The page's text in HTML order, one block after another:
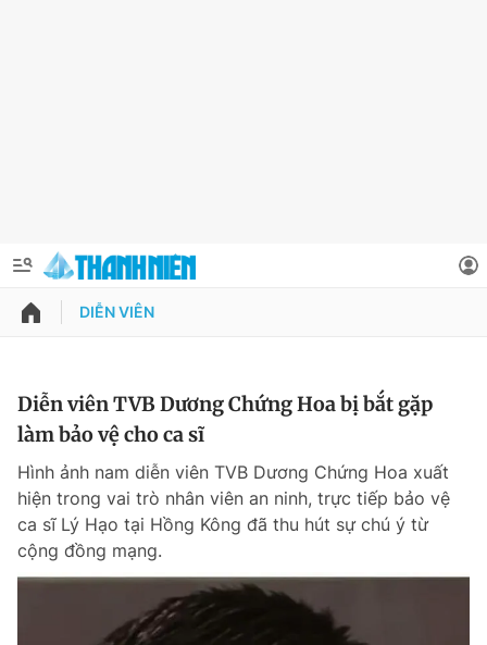
QUẢNG CÁO
Chuyên mục khác
Chào ngày mới
Tin thị trường
Thông tin tài khoản
Đổi mật khẩu
Tin đã xem
DIỄN VIÊN
Diễn viên TVB Dương Chứng Hoa bị bắt gặp
làm bảo vệ cho ca sĩ
Hình ảnh nam diễn viên TVB Dương Chứng Hoa xuất
hiện trong vai trò nhân viên an ninh, trực tiếp bảo vệ
ca sĩ Lý Hạo tại Hồng Kông đã thu hút sự chú ý từ
cộng đồng mạng.